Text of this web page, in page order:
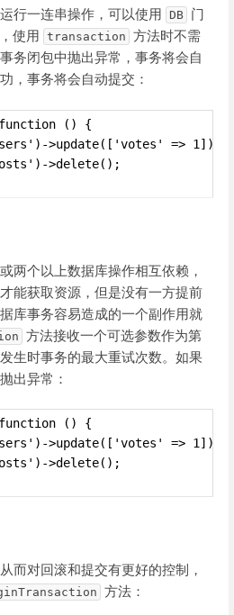
行一连串操作，可以使用 DB 门
使用 transaction 方法时不需
务闭包中抛出异常，事务将会自
，事务将会自动提交：
() {
>update(['votes' => 1]);
>delete();
两个以上数据库操作相互依赖，
能获取资源，但是没有一方提前
库事务容易造成的一个副作用就
方法接收一个可选参数作为第
生时事务的最大重试次数。如果
出异常：
() {
>update(['votes' =>
>delete();
而对回滚和提交有更好的控制，
方法：